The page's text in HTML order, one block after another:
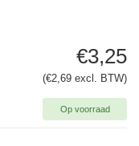
€3,25
(€2,69 excl. BTW)
Op voorraad